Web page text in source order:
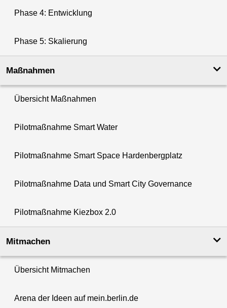
Phase 4: Entwicklung
Phase 5: Skalierung
Maßnahmen
Übersicht Maßnahmen
Pilotmaßnahme Smart Water
Pilotmaßnahme Smart Space Hardenbergplatz
Pilotmaßnahme Data und Smart City Governance
Pilotmaßnahme Kiezbox 2.0
Mitmachen
Übersicht Mitmachen
Arena der Ideen auf mein.berlin.de